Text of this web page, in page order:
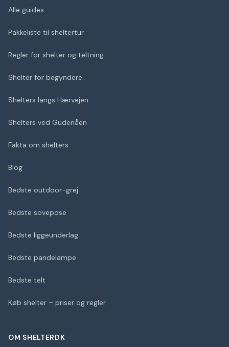
Alle guides
Pakkeliste til sheltertur
Regler for shelter og teltning
Shelter for begyndere
Shelters langs Hærvejen
Shelters ved Gudenåen
Fakta om shelters
Blog
Bedste outdoor-grej
Bedste sovepose
Bedste liggeunderlag
Bedste pandelampe
Bedste telt
Køb shelter – priser og regler
OM SHELTERDK